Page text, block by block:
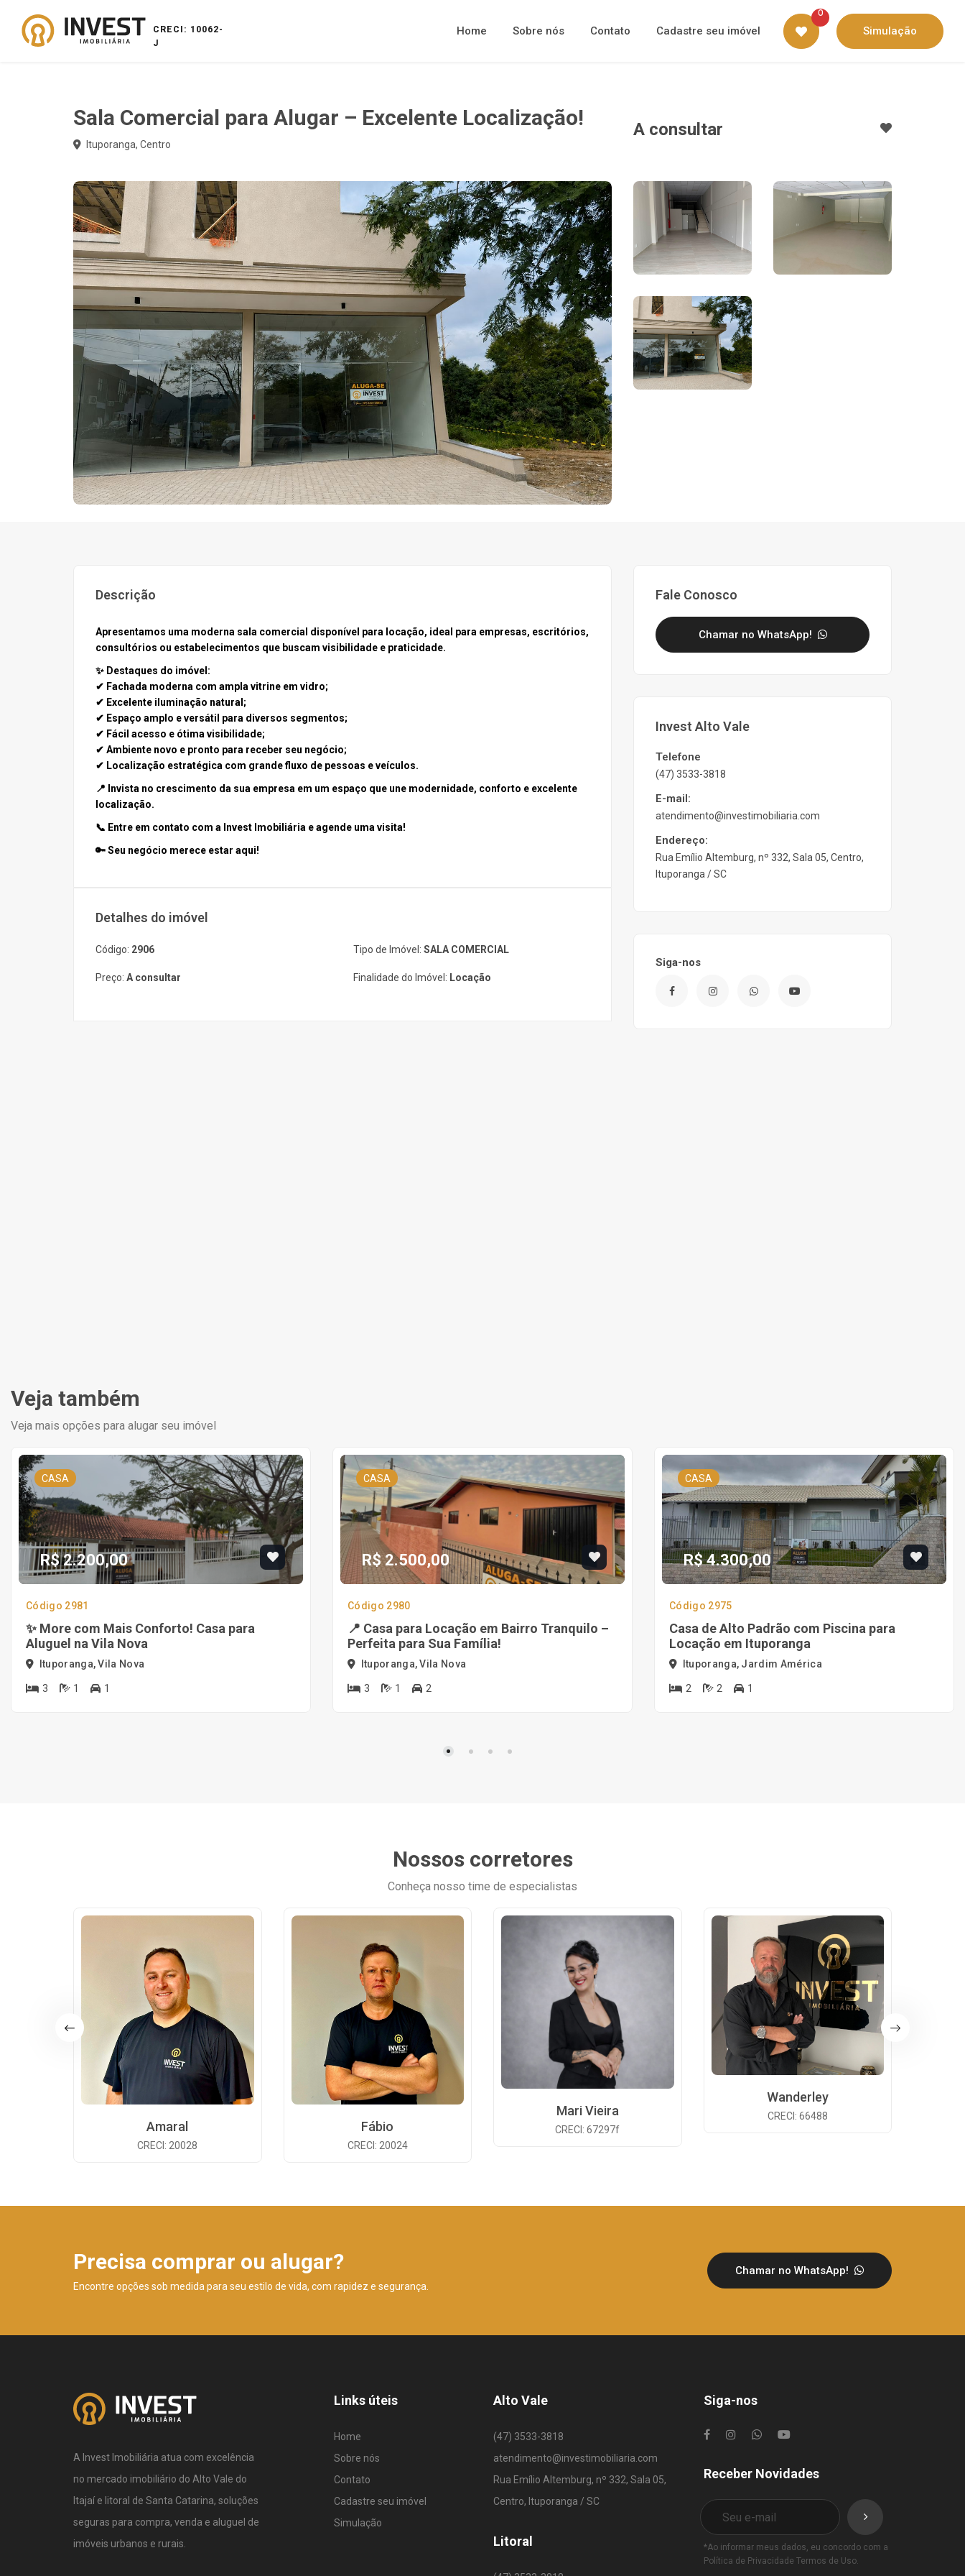
CRECI: 10062-
J
Home Sobre nós Contato Cadastre seu imóvel
0
Simulação
Sala Comercial para Alugar – Excelente Localização!
Ituporanga, Centro
A consultar
Descrição
Apresentamos uma moderna sala comercial disponível para locação, ideal para empresas, escritórios,
consultórios ou estabelecimentos que buscam visibilidade e praticidade.
✨ Destaques do imóvel:
✔ Fachada moderna com ampla vitrine em vidro;
✔ Excelente iluminação natural;
✔ Espaço amplo e versátil para diversos segmentos;
✔ Fácil acesso e ótima visibilidade;
✔ Ambiente novo e pronto para receber seu negócio;
✔ Localização estratégica com grande fluxo de pessoas e veículos.
📍 Invista no crescimento da sua empresa em um espaço que une modernidade, conforto e excelente
localização.
📞 Entre em contato com a Invest Imobiliária e agende uma visita!
🔑Seu negócio merece estar aqui!
Detalhes do imóvel
Código: 2906
Preço: A consultar
Tipo de Imóvel: SALA COMERCIAL
Finalidade do Imóvel: Locação
Fale Conosco
Chamar no WhatsApp!
Invest Alto Vale
Telefone
(47) 3533-3818
E-mail:
atendimento@investimobiliaria.com
Endereço:
Rua Emílio Altemburg, nº 332, Sala 05, Centro,
Ituporanga / SC
Siga-nos
Veja também
Veja mais opções para alugar seu imóvel
CASA
R$ 2.200,00
Código 2981
✨ More com Mais Conforto! Casa para
Aluguel na Vila Nova
Ituporanga, Vila Nova
3 1 1
CASA
R$ 2.500,00
Código 2980
📍 Casa para Locação em Bairro Tranquilo –
Perfeita para Sua Família!
Ituporanga, Vila Nova
3 1 2
CASA
R$ 4.300,00
Código 2975
Casa de Alto Padrão com Piscina para
Locação em Ituporanga
Ituporanga, Jardim América
2 2 1
Nossos corretores
Conheça nosso time de especialistas
Amaral
CRECI: 20028
Fábio
CRECI: 20024
Mari Vieira
CRECI: 67297f
Wanderley
CRECI: 66488
Precisa comprar ou alugar?
Encontre opções sob medida para seu estilo de vida, com rapidez e segurança.
Chamar no WhatsApp!
A Invest Imobiliária atua com excelência
no mercado imobiliário do Alto Vale do
Itajaí e litoral de Santa Catarina, soluções
seguras para compra, venda e aluguel de
imóveis urbanos e rurais.
Links úteis
Home
Sobre nós
Contato
Cadastre seu imóvel
Simulação
Alto Vale
(47) 3533-3818
atendimento@investimobiliaria.com
Rua Emílio Altemburg, nº 332, Sala 05,
Centro, Ituporanga / SC
Litoral
Siga-nos
Receber Novidades
*Ao informar meus dados, eu concordo com a
Política de Privacidade Termos de Uso.